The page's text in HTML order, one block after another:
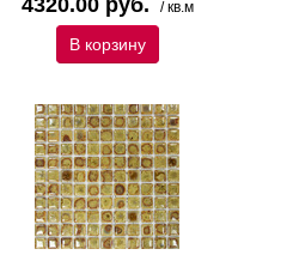
4320.00 руб. / кв.м
В корзину